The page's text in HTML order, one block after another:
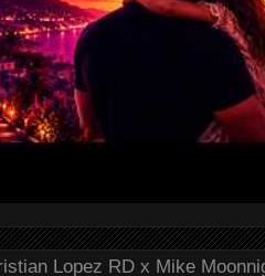
Lopez RD x Mike